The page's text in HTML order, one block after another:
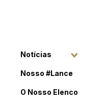
Notícias
Nosso #Lance
O Nosso Elenco